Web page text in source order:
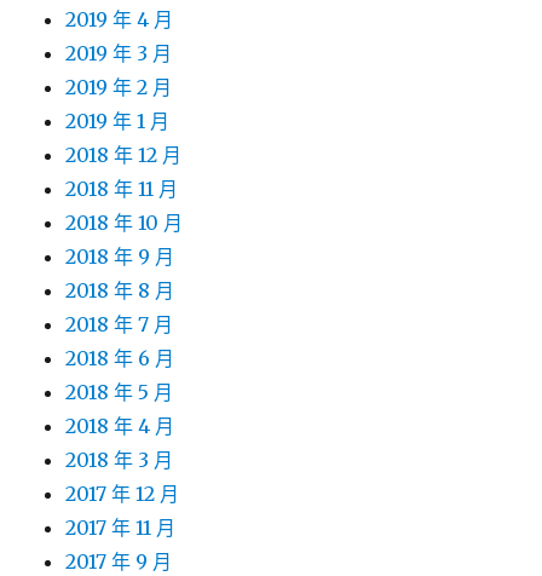
2019 年 4 月
2019 年 3 月
2019 年 2 月
2019 年 1 月
2018 年 12 月
2018 年 11 月
2018 年 10 月
2018 年 9 月
2018 年 8 月
2018 年 7 月
2018 年 6 月
2018 年 5 月
2018 年 4 月
2018 年 3 月
2017 年 12 月
2017 年 11 月
2017 年 9 月